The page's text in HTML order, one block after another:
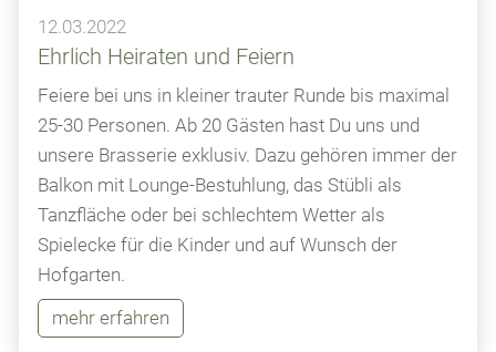
12.03.2022
Ehrlich Heiraten und Feiern
Feiere bei uns in kleiner trauter Runde bis maximal
25-30 Personen. Ab 20 Gästen hast Du uns und
unsere Brasserie exklusiv. Dazu gehören immer der
Balkon mit Lounge-Bestuhlung, das Stübli als
Tanzfläche oder bei schlechtem Wetter als
Spielecke für die Kinder und auf Wunsch der
Hofgarten.
mehr erfahren